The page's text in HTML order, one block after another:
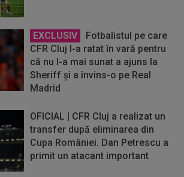
EXCLUSIV
Fotbalistul pe care
CFR Cluj l-a ratat în vară pentru
că nu l-a mai sunat a ajuns la
Sheriff și a învins-o pe Real
Madrid
OFICIAL | CFR Cluj a realizat un
transfer după eliminarea din
Cupa României. Dan Petrescu a
primit un atacant important